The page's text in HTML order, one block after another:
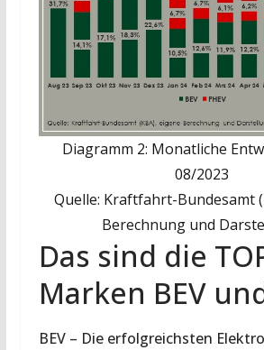
Diagramm 2: Monatliche
08/2023
Quelle: Kraftfahrt-Bundesamt
Berechnung und
Das sind die
Marken BEV
BEV – Die erfolgreichsten